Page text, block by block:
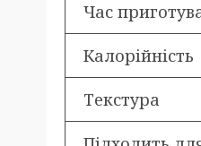
Час
Калорійність
Текстура